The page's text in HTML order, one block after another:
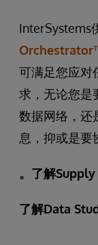
InterSystems
可满足您应对
求，无论您是
数据网络，还
息，抑或是要
。了解
了解Data